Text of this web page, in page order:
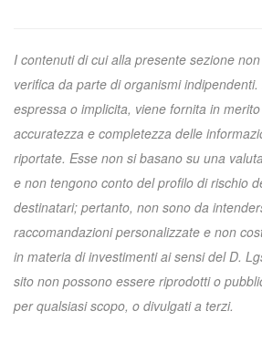
I contenuti di cui alla presente sezione
verifica da parte di organismi
espressa o implicita, viene fornita in
accuratezza e completezza delle
riportate. Esse non si basano su una
e non tengono conto del profilo di rischio
destinatari; pertanto, non sono da
raccomandazioni personalizzate e non
in materia di investimenti ai sensi del D.
sito non possono essere riprodotti o
per qualsiasi scopo, o divulgati a terzi.